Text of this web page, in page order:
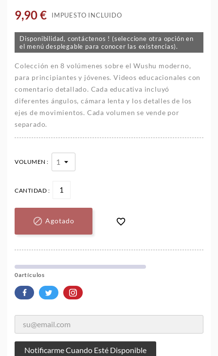
9,90 € IMPUESTO INCLUIDO
Disponibilidad, contáctenos ! (seleccione otra opción en
el menú desplegable para conocer las existencias).
Colección en 8 volúmenes sobre el Wushu moderno,
para principiantes y jóvenes. Videos educacionales con
comentario detallado. Cada educativa incluyó
diferentes ángulos, cámara lenta y los detalles de los
ejes de movimientos. Cada volumen se vende por
separado.
VOLUMEN :
CANTIDAD :
 Agotado 
0artículos
Notificarme Cuando Esté Disponible